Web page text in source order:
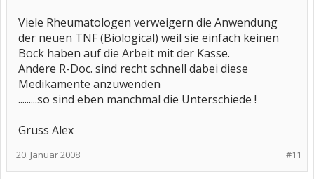
Viele Rheumatologen verweigern die Anwendung
der neuen TNF (Biological) weil sie einfach keinen
Bock haben auf die Arbeit mit der Kasse.
Andere R-Doc. sind recht schnell dabei diese
Medikamente anzuwenden
.........so sind eben manchmal die Unterschiede !
Gruss Alex
#11
20. Januar 2008